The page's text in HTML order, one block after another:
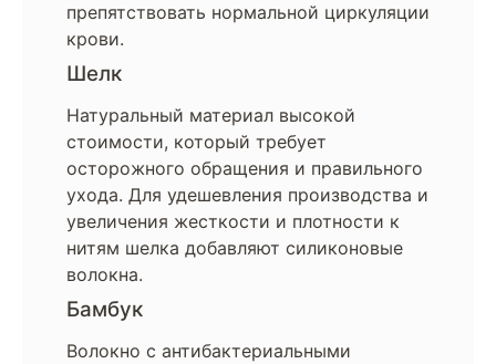
препятствовать нормальной циркуляции
крови.
Шелк
Натуральный материал высокой
стоимости, который требует
осторожного обращения и правильного
ухода. Для удешевления производства и
увеличения жесткости и плотности к
нитям шелка добавляют силиконовые
волокна.
Бамбук
Волокно с антибактериальными